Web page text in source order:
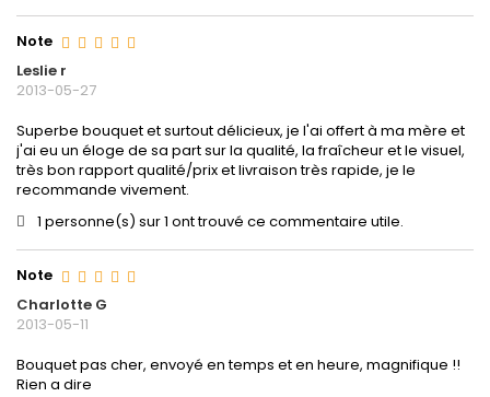
Note
Leslie r
2013-05-27
Superbe bouquet et surtout délicieux, je l'ai offert à ma mère et
j'ai eu un éloge de sa part sur la qualité, la fraîcheur et le visuel,
très bon rapport qualité/prix et livraison très rapide, je le
recommande vivement.
1 personne(s) sur 1 ont trouvé ce commentaire utile.
Note
Charlotte G
2013-05-11
Bouquet pas cher, envoyé en temps et en heure, magnifique !!
Rien a dire